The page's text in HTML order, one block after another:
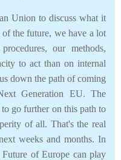
Union to discuss what it
the future, we have a lot
our methods,
to act than on internal
down the path of coming
Generation EU. The
go further on this path to
of all. That's the real
weeks and months. In
of Europe can play